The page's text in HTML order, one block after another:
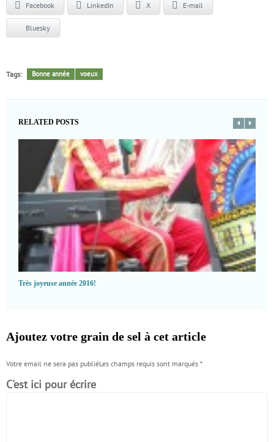
Facebook LinkedIn X E-mail
Bluesky
Tags: Bonne année voeux
RELATED POSTS
Très joyeuse année 2016!
Ajoutez votre grain de sel à cet article
Votre email ne sera pas publiéLes champs requis sont marqués *
C'est ici pour écrire